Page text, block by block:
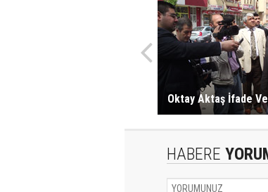
Oktay Aktaş İfade
HABERE